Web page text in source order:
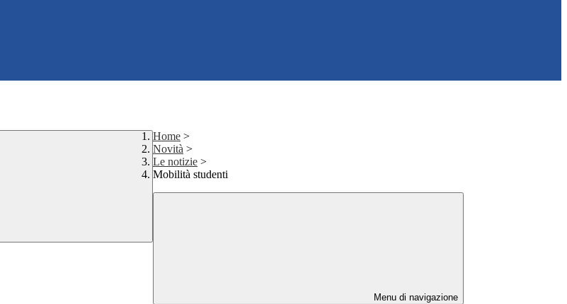
Home >
Novità >
Le notizie >
Mobilità studenti
Menu di navigazione